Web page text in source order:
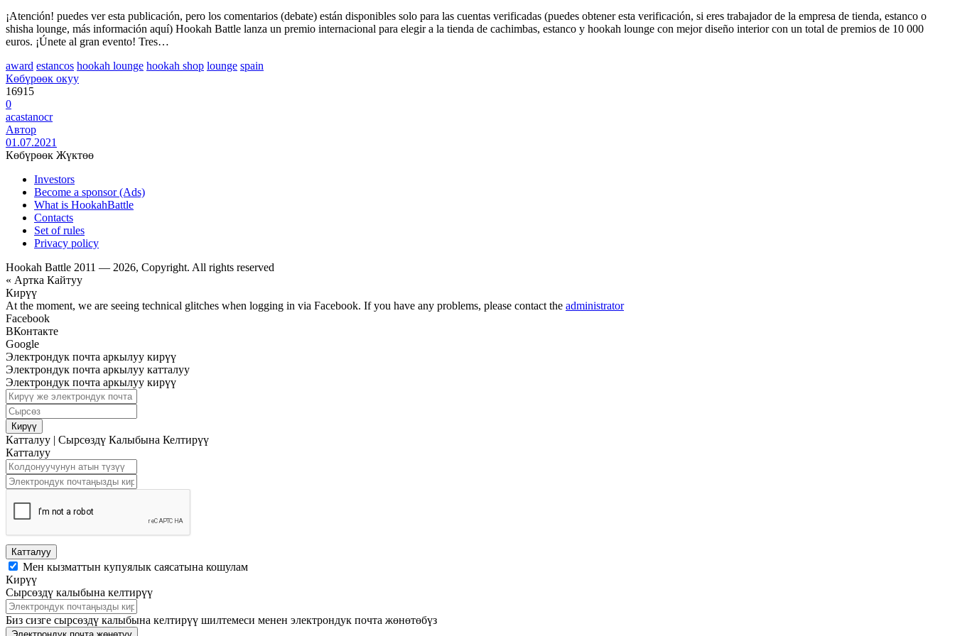
¡Atención! puedes ver esta publicación, pero los comentarios (debate) están disponibles solo para las cuentas verificadas (puedes obtener esta verificación, si eres trabajador de la empresa de tienda, estanco o
shisha lounge, más información aquí) Hookah Battle lanza un premio internacional para elegir a la tienda de cachimbas, estanco y hookah lounge con mejor diseño interior con un total de premios de 10 000
euros. ¡Únete al gran evento! Tres…
award estancos hookah lounge hookah shop lounge spain
Көбүрөөк окуу
16915
0
acastanocr
Автор
01.07.2021
Көбүрөөк Жүктөө
Investors
Become a sponsor (Ads)
What is HookahBattle
Contacts
Set of rules
Privacy policy
Hookah Battle 2011 — 2026, Copyright. All rights reserved
« Артка Кайтуу
Кирүү
At the moment, we are seeing technical glitches when logging in via Facebook. If you have any problems, please contact the administrator
Facebook
ВКонтакте
Google
Электрондук почта аркылуу кирүү
Электрондук почта аркылуу катталуу
Электрондук почта аркылуу кирүү
Кирүү
Катталуу | Сырсөздү Калыбына Келтирүү
Катталуу
Катталуу
Мен кызматтын купуялык саясатына кошулам
Кирүү
Сырсөздү калыбына келтирүү
Биз сизге сырсөздү калыбына келтирүү шилтемеси менен электрондук почта жөнөтөбүз